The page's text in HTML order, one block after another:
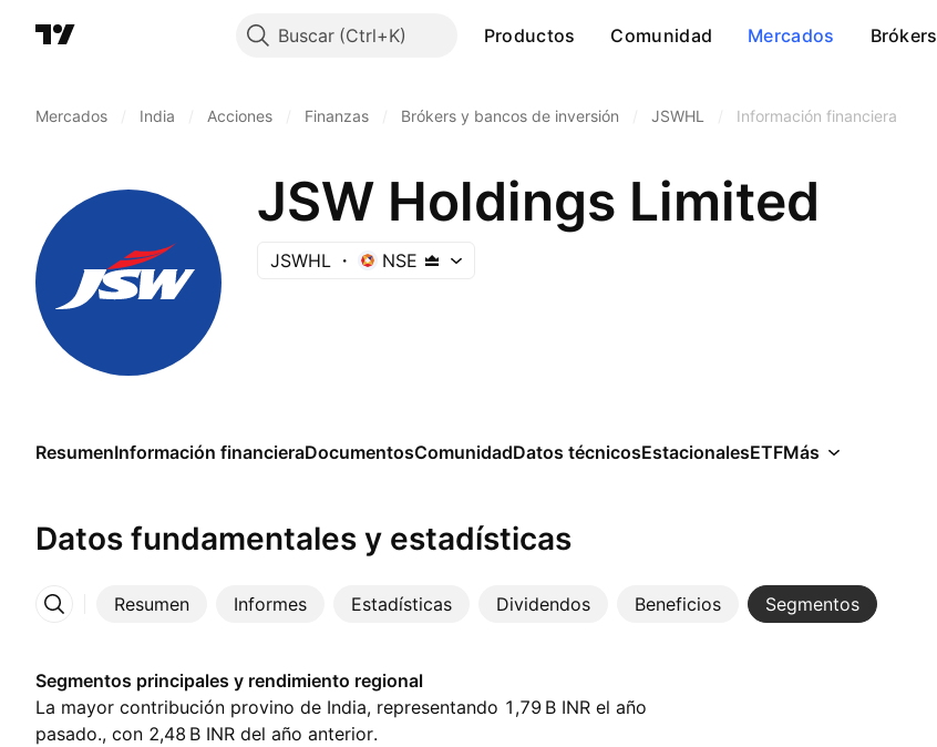
Buscar Productos Comunidad Mercados Brókers
Mercados India Acciones Finanzas Brókers y bancos de inversión JSWHL Información financiera
JSW Holdings Limited
JSWHL NSE
ResumenInformación financieraDocumentosComunidadDatos técnicosEstacionalesETFMás
Datos fundamentales y estadísticas
Resumen Informes Estadísticas Dividendos Beneficios Segmentos
Más
Segmentos principales y rendimiento regional
La mayor contribución provino de India, representando ‪1,79 B‬ INR el año
pasado., con ‪2,48 B‬ INR del año anterior.